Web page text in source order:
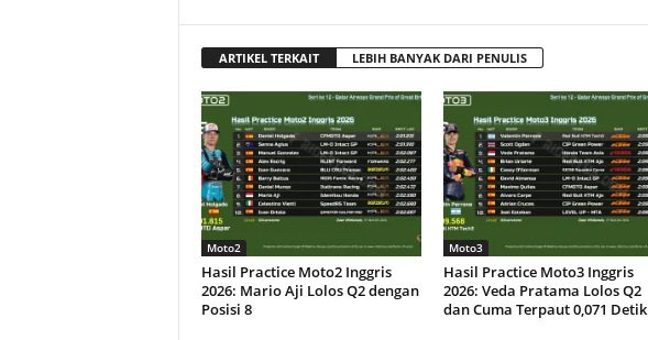
ARTIKEL TERKAIT LEBIH BANYAK DARI PENULIS
Moto2
Hasil Practice Moto2 Inggris
2026: Mario Aji Lolos Q2 dengan
Posisi 8
Moto3
Hasil Practice Moto3 Inggris
2026: Veda Pratama Lolos Q2
dan Cuma Terpaut 0,071 Detik